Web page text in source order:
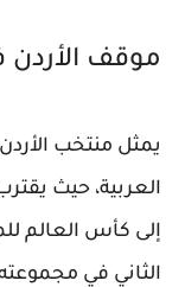
موقف الأردن
يمثل منتخب
العربية، حيث
إلى كأس العالم
الثاني في